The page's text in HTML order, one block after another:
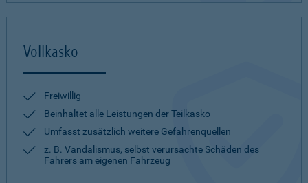
Vollkasko
Freiwillig
Beinhaltet alle Leistungen der Teilkasko
Umfasst zusätzlich weitere Gefahrenquellen
z. B. Vandalismus, selbst verursachte Schäden des
Fahrers am eigenen Fahrzeug